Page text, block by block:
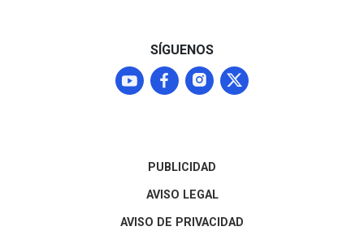
SÍGUENOS
PUBLICIDAD
AVISO LEGAL
AVISO DE PRIVACIDAD